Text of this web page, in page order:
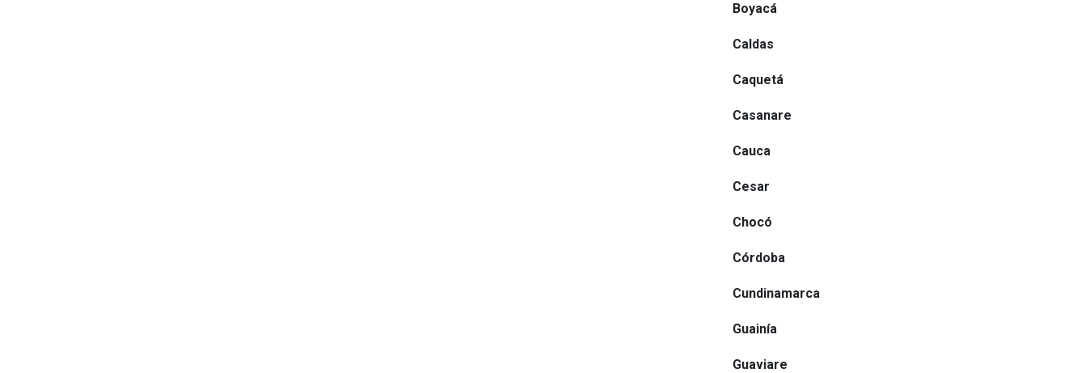
Boyacá
Caldas
Caquetá
Casanare
Cauca
Cesar
Chocó
Córdoba
Cundinamarca
Guainía
Guaviare